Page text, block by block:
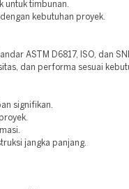
untuk timbunan.
kebutuhan proyek.
ASTM D6817, ISO, dan
dan performa sesuai
signifikan.
jangka panjang.